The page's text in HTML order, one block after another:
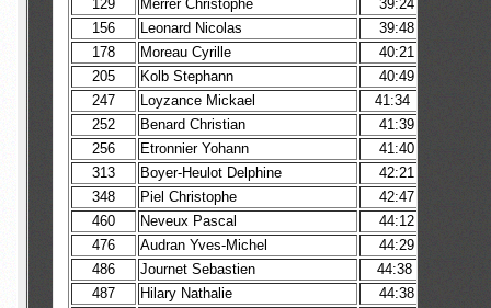
129 Merrer Christophe
39:24
156
Leonard Nicolas
39:48
178
Moreau Cyrille
40:21
205
Kolb Stephann
40:49
247
Loyzance Mickael
41:34
252
Benard Christian
41:39
256
Etronnier Yohann
41:40
313
Boyer-Heulot Delphine
42:21
348
Piel Christophe
42:47
460
Neveux Pascal
44:12
476
Audran Yves-Michel
44:29
486
Journet Sebastien
44:38
487
Hilary Nathalie
44:38